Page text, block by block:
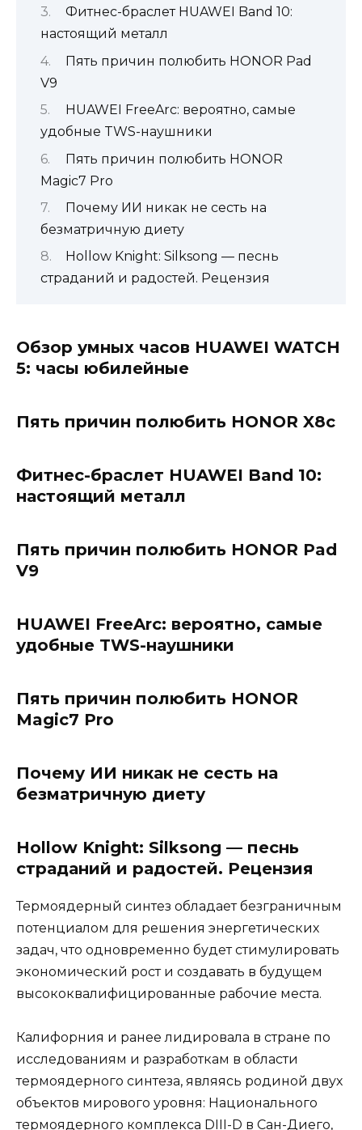
Фитнес-браслет HUAWEI Band 10:
настоящий металл
Пять причин полюбить HONOR Pad
V9
HUAWEI FreeArc: вероятно, самые
удобные TWS-наушники
Пять причин полюбить HONOR
Magic7 Pro
Почему ИИ никак не сесть на
безматричную диету
Hollow Knight: Silksong — песнь
страданий и радостей. Рецензия
Обзор умных часов HUAWEI WATCH
5: часы юбилейные
Пять причин полюбить HONOR X8c
Фитнес-браслет HUAWEI Band 10:
настоящий металл
Пять причин полюбить HONOR Pad
V9
HUAWEI FreeArc: вероятно, самые
удобные TWS-наушники
Пять причин полюбить HONOR
Magic7 Pro
Почему ИИ никак не сесть на
безматричную диету
Hollow Knight: Silksong — песнь
страданий и радостей. Рецензия
Термоядерный синтез обладает безграничным
потенциалом для решения энергетических
задач, что одновременно будет стимулировать
экономический рост и создавать в будущем
высококвалифицированные рабочие места.
Калифорния и ранее лидировала в стране по
исследованиям и разработкам в области
термоядерного синтеза, являясь родиной двух
объектов мирового уровня: Национального
термоядерного комплекса DIII-D в Сан-Диего,